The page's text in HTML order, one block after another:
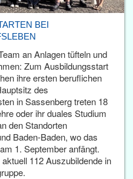
BEI
an Anlagen tüfteln und
Zum Ausbildungsstart
ihre ersten beruflichen
des
in Sassenberg treten 18
oder ihr duales Studium
den Standorten
Baden-Baden, wo das
1. September anfängt.
112 Auszubildende in